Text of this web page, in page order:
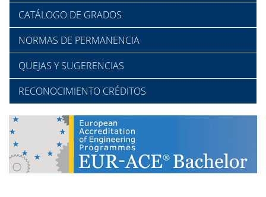
CATÁLOGO DE GRADOS
NORMAS DE PERMANENCIA
QUEJAS Y SUGERENCIAS
RECONOCIMIENTO CRÉDITOS